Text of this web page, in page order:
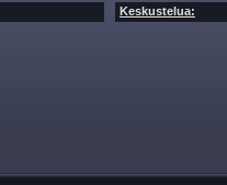
Keskustelua: